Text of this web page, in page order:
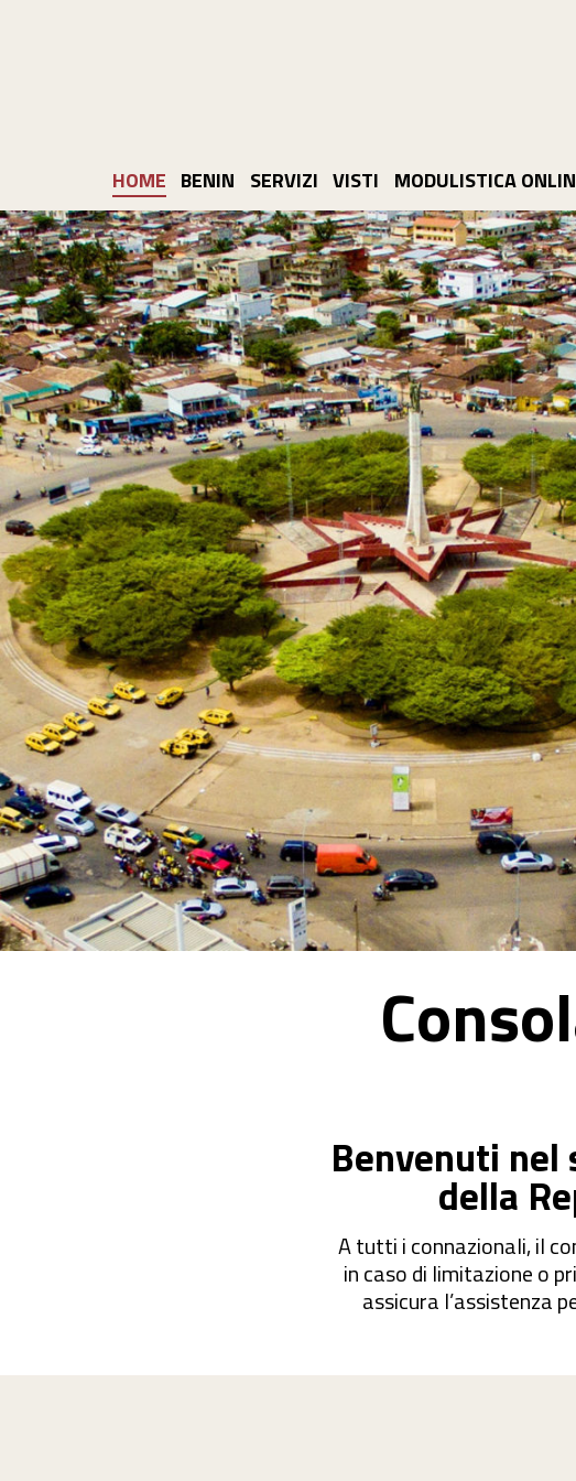
Main
Navigation
HOME BENIN SERVIZI VISTI MODULISTICA
Benvenuti
della
A tutti i connazionali, il
in caso di limitazione o
assicura l’assistenza